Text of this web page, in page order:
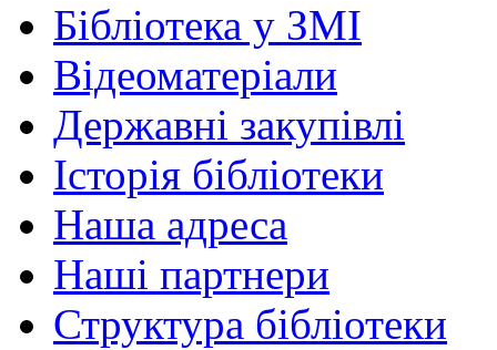
Бібліотека у ЗМІ
Відеоматеріали
Державні закупівлі
Історія бібліотеки
Наша адреса
Наші партнери
Структура бібліотеки